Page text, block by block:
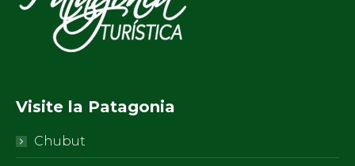
Visite la Patagonia
Chubut